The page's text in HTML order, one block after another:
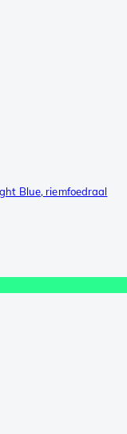
Blue, riemfoedraal